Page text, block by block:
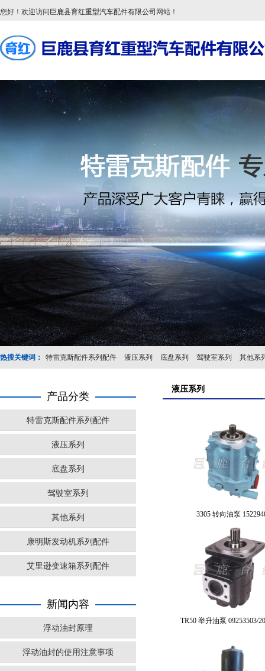
您好！欢迎访问 巨鹿县育红重型汽车配件有限公司 网站！
热搜关键词： 特雷克斯配件系列配件 液压系列 底盘系列 驾驶室系列 其他系
产品分类
特雷克斯配件系列配件
液压系列
底盘系列
驾驶室系列
其他系列
康明斯发动机系列配件
艾里逊变速箱系列配件
新闻内容
浮动油封原理
浮动油封的使用注意事项
液压系列
3305 转向油泵
TR50 举升油泵 09253503/